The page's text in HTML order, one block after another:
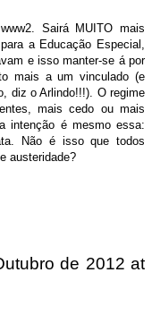
Sairá MUITO mais
a Educação Especial,
e isso manter-se á por
mais a um vinculado (e
diz o Arlindo!!!). O regime
mais cedo ou mais
intenção é mesmo essa:
Não é isso que todos
austeridade?
de 2012at